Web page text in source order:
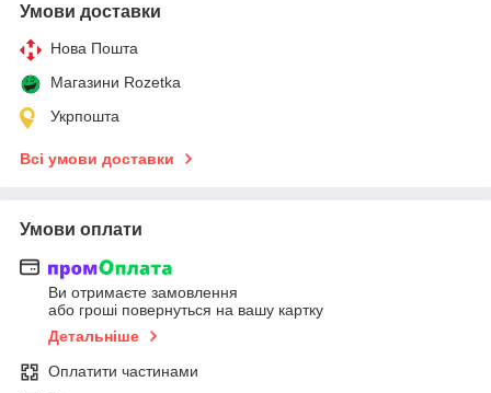
Умови доставки
Нова Пошта
Магазини Rozetka
Укрпошта
Всі умови доставки
Умови оплати
Ви отримаєте замовлення
або гроші повернуться на вашу картку
Детальніше
Оплатити частинами